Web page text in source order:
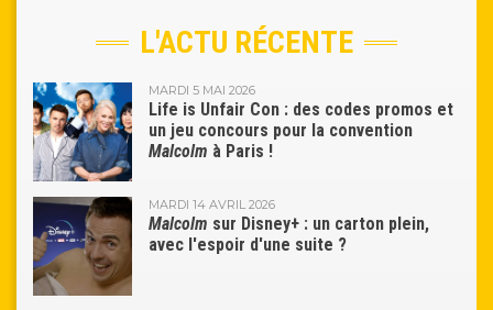
L'ACTU RÉCENTE
MARDI 5 MAI 2026
Life is Unfair Con : des codes promos et
un jeu concours pour la convention
Malcolm à Paris !
MARDI 14 AVRIL 2026
Malcolm sur Disney+ : un carton plein,
avec l'espoir d'une suite ?